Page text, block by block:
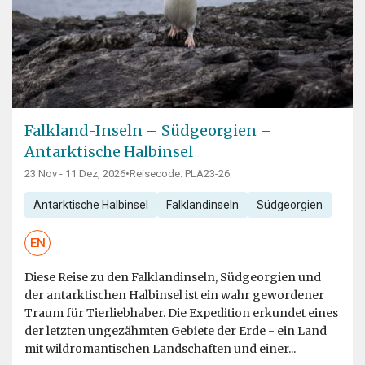
Falkland-Inseln – Südgeorgien –
Antarktische Halbinsel
23 Nov - 11 Dez, 2026•Reisecode: PLA23-26
Antarktische Halbinsel Falklandinseln Südgeorgien
EN
Diese Reise zu den Falklandinseln, Südgeorgien und
der antarktischen Halbinsel ist ein wahr gewordener
Traum für Tierliebhaber. Die Expedition erkundet eines
der letzten ungezähmten Gebiete der Erde - ein Land
mit wildromantischen Landschaften und einer...